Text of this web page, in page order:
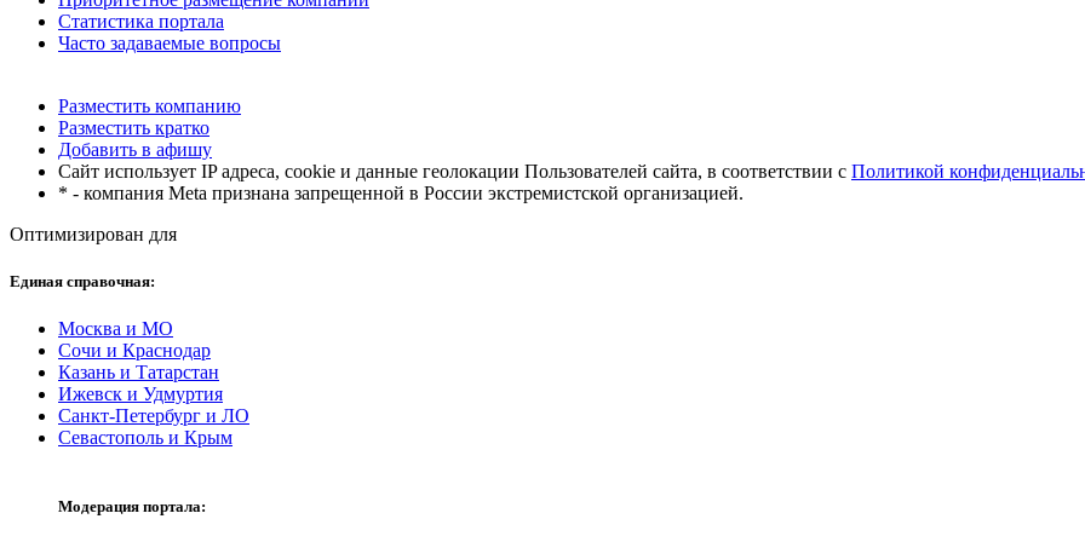
Статистика портала
Часто задаваемые вопросы
Разместить компанию
Разместить кратко
Добавить в афишу
Сайт использует IP адреса, cookie и данные геолокации Пользователей сайта, в соответствии с Политикой
* - компания Meta признана запрещенной в России экстремистской организацией.
Оптимизирован для
Единая справочная:
Москва и МО
Сочи и Краснодар
Казань и Татарстан
Ижевск и Удмуртия
Санкт-Петербург и ЛО
Севастополь и Крым
Модерация портала: